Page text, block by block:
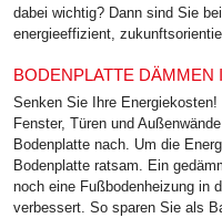
dabei wichtig? Dann sind Sie
energie­effizient,
BODENPLATTE
Senken Sie Ihre
Fenster, Türen und
Bodenplatte nach. Um die
Bodenplatte ratsam. Ein
noch eine Fußbodenheizung in
verbessert. So sparen Sie als